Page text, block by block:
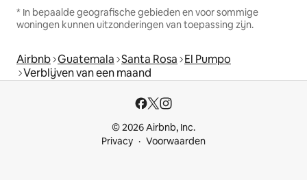
* In bepaalde geografische gebieden en voor sommige
woningen kunnen uitzonderingen van toepassing zijn.
Airbnb Guatemala Santa Rosa El Pumpo
Verblijven van een maand
© 2026 Airbnb, Inc.
Privacy
Voorwaarden